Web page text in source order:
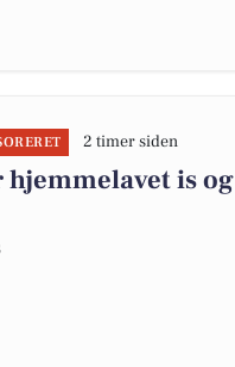
2 timer siden
hjemmelavet is